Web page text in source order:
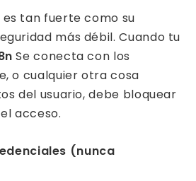
tan fuerte como su
más débil. Cuando tu
Se conecta con los
o cualquier otra cosa
del usuario, debe bloquear
acceso.
(nunca